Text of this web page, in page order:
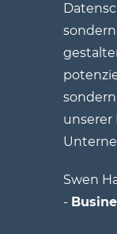
unserer
Swen
-